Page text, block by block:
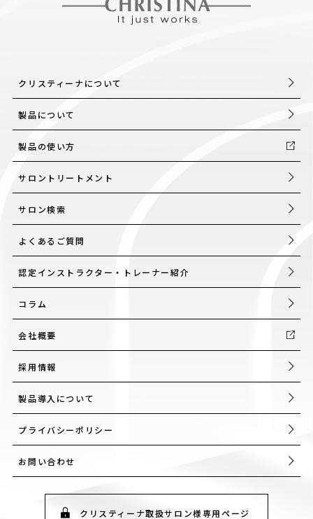
クリスティーナについて
製品について
製品の使い方
サロントリートメント
サロン検索
よくあるご質問
認定インストラクター・トレーナー紹介
コラム
会社概要
採用情報
製品導入について
プライバシーポリシー
お問い合わせ
クリスティーナ取扱サロン様専用ページ